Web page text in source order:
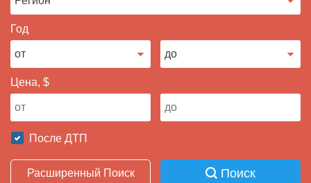
Год
Цена, $
После ДТП
Расширенный Поиск Поиск